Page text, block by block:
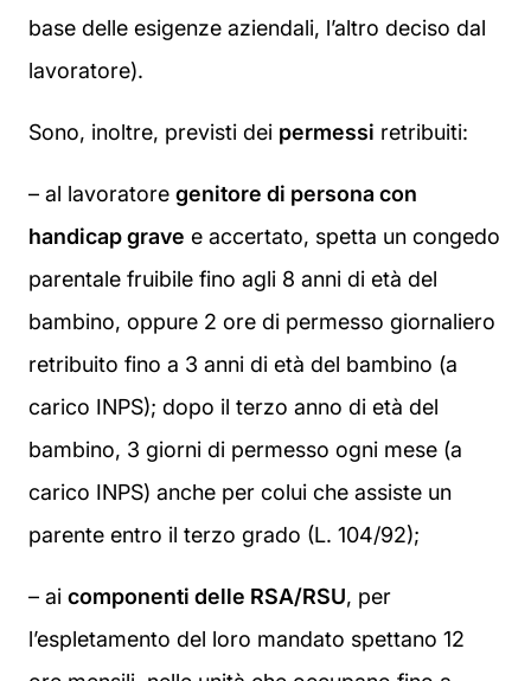
base delle esigenze aziendali, l’altro deciso dal
lavoratore).
Sono, inoltre, previsti dei permessi retribuiti:
– al lavoratore genitore di persona con
handicap grave e accertato, spetta un congedo
parentale fruibile fino agli 8 anni di età del
bambino, oppure 2 ore di permesso giornaliero
retribuito fino a 3 anni di età del bambino (a
carico INPS); dopo il terzo anno di età del
bambino, 3 giorni di permesso ogni mese (a
carico INPS) anche per colui che assiste un
parente entro il terzo grado (L. 104/92);
– ai componenti delle RSA/RSU, per
l’espletamento del loro mandato spettano 12